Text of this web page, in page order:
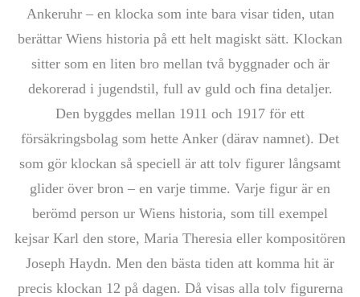
Ankeruhr – en klocka som inte bara visar tiden, utan
berättar Wiens historia på ett helt magiskt sätt. Klockan
sitter som en liten bro mellan två byggnader och är
dekorerad i jugendstil, full av guld och fina detaljer.
Den byggdes mellan 1911 och 1917 för ett
försäkringsbolag som hette Anker (därav namnet). Det
som gör klockan så speciell är att tolv figurer långsamt
glider över bron – en varje timme. Varje figur är en
berömd person ur Wiens historia, som till exempel
kejsar Karl den store, Maria Theresia eller kompositören
Joseph Haydn. Men den bästa tiden att komma hit är
precis klockan 12 på dagen. Då visas alla tolv figurerna